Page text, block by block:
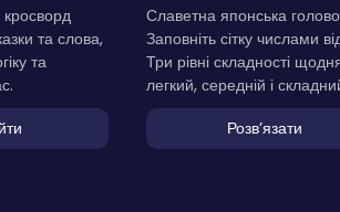
кросворд
та слова,
та
Славетна японська
Заповніть сітку числами
Три рівні складності
легкий, середній і
Розвʼязати